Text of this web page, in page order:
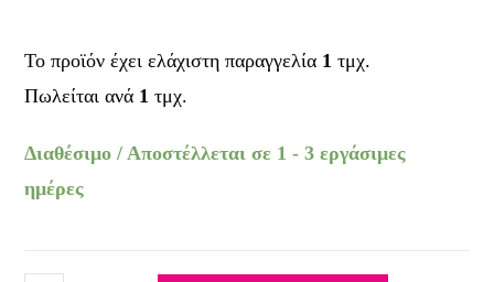
Διαθέσιμο / Αποστέλλεται σε 1 - 3 εργάσιμες
ημέρες
Το προϊόν έχει ελάχιστη παραγγελία 1 τμχ.
Πωλείται ανά 1 τμχ.